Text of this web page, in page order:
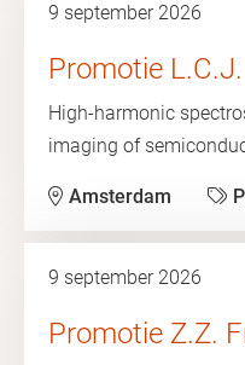
9 september 2026
Promotie
High-harmonic
imaging of
Amsterdam
9 september 2026
Promotie Z.Z.